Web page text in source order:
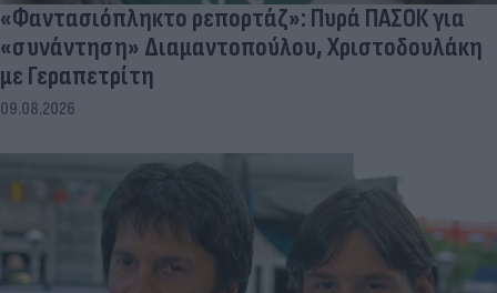
«Φαντασιόπληκτο ρεπορτάζ»: Πυρά ΠΑΣΟΚ για
«συνάντηση» Διαμαντοπούλου, Χριστοδουλάκη
με Γεραπετρίτη
09.08.2026